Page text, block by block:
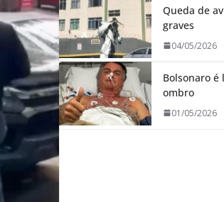
Queda de
graves
04/05/2026
Bolsonaro
ombro
01/05/2026